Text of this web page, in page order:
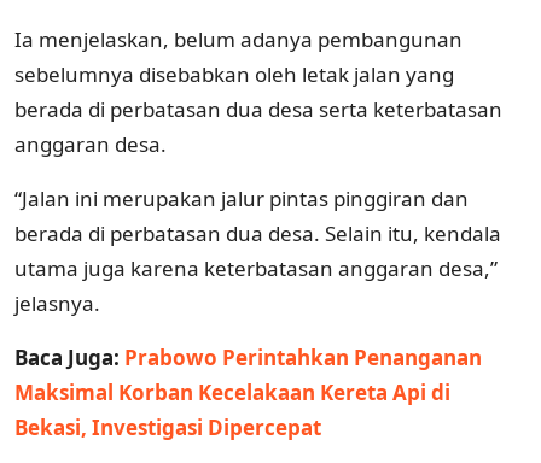
Ia menjelaskan, belum adanya pembangunan
sebelumnya disebabkan oleh letak jalan yang
berada di perbatasan dua desa serta keterbatasan
anggaran desa.
“Jalan ini merupakan jalur pintas pinggiran dan
berada di perbatasan dua desa. Selain itu, kendala
utama juga karena keterbatasan anggaran desa,”
jelasnya.
Baca Juga: Prabowo Perintahkan Penanganan
Maksimal Korban Kecelakaan Kereta Api di
Bekasi, Investigasi Dipercepat